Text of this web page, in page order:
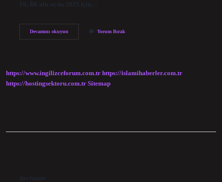
10; İlk altı ayda 2025 için…
Devamını okuyun2024
Polis
Yorum Bırak
https://www.ingilizceforum.com.tr https://islamihaberler.com.tr
https://hostingsektoru.com.tr Sitemap
Son Yazılar